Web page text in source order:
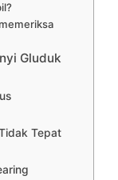
Gluduk
Tepat